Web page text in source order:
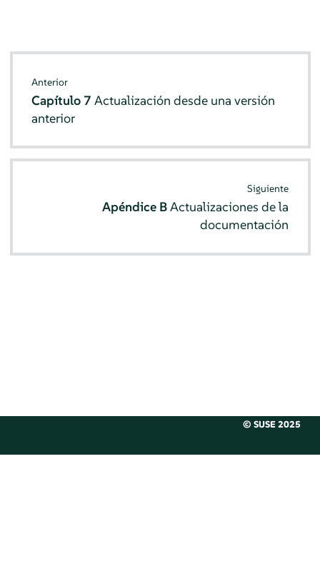
Anterior
Capítulo 7Actualización desde una versión
anterior
Siguiente
Apéndice BActualizaciones de la
documentación
© SUSE 2025